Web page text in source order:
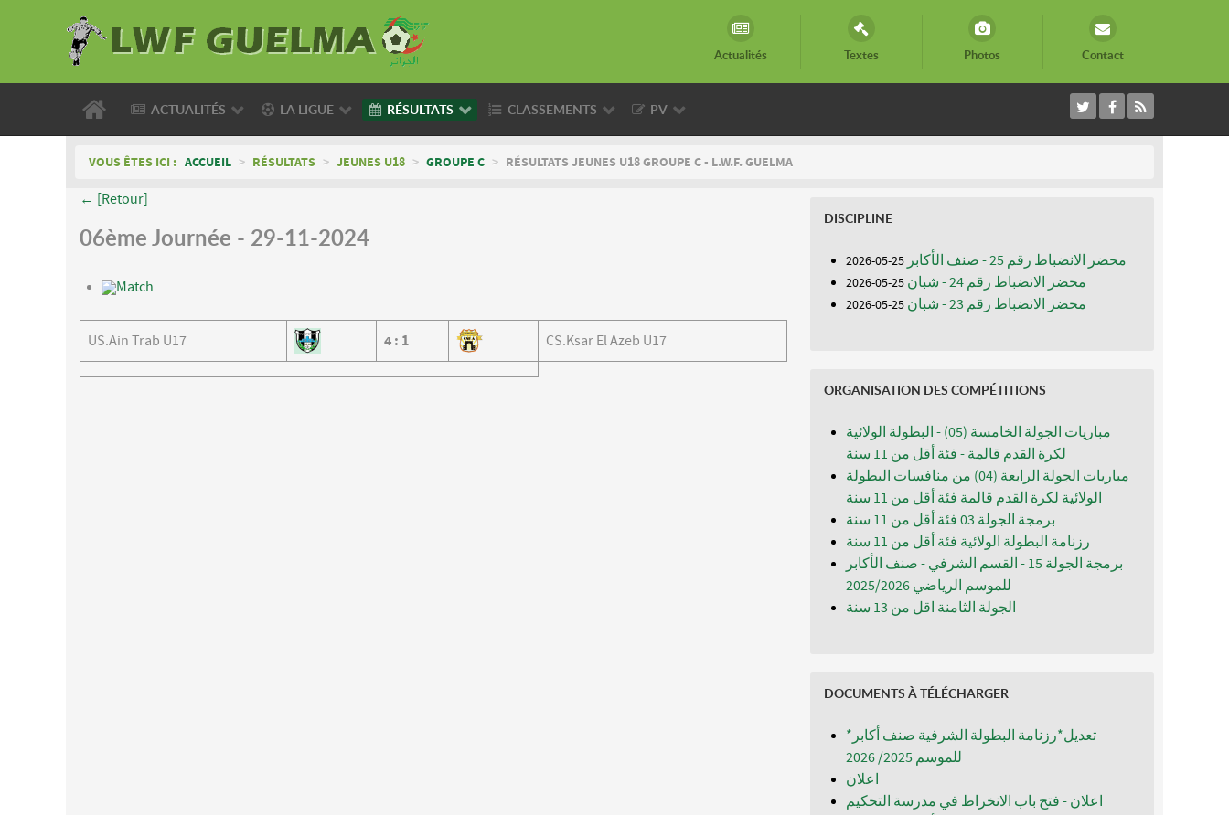
Actualités Textes Photos Contact
ACTUALITÉS LA LIGUE RÉSULTATS CLASSEMENTS PV
VOUS ÊTES ICI : ACCUEIL > RÉSULTATS > JEUNES U18 > GROUPE C > RÉSULTATS JEUNES U18 GROUPE C - L.W.F. GUELMA
← [Retour]
06ème Journée - 29-11-2024
Match
US.Ain Trab U17 4 : 1 CS.Ksar El Azeb U17
DISCIPLINE
محضر الانضباط رقم 25 - صنف الأكابر 25-05-2026
محضر الانضباط رقم 24 - شبان 25-05-2026
محضر الانضباط رقم 23 - شبان 25-05-2026
ORGANISATION DES COMPÉTITIONS
مباريات الجولة الخامسة (05) - البطولة الولائية
لكرة القدم قالمة - فئة أقل من 11 سنة
مباريات الجولة الرابعة (04) من منافسات البطولة
الولائية لكرة القدم قالمة فئة أقل من 11 سنة
برمجة الجولة 03 فئة أقل من 11 سنة
رزنامة البطولة الولائية فئة أقل من 11 سنة
برمجة الجولة 15 - القسم الشرفي - صنف الأكابر
للموسم الرياضي 2025/2026
الجولة الثامنة اقل من 13 سنة
DOCUMENTS À TÉLÉCHARGER
*تعديل*رزنامة البطولة الشرفية صنف أكابر
للموسم 2025/ 2026
اعلان
اعلان - فتح باب الانخراط في مدرسة التحكيم